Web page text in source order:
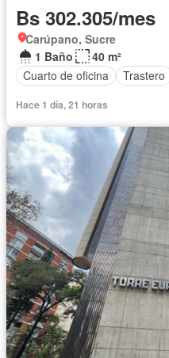
Bs 302.305/mes
Carúpano, Sucre
1 Baño
40 m²
Cuarto de oficina
Trastero
Hace 1 día, 21 horas